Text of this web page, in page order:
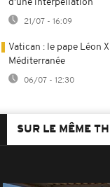
d'une interpellation
21/07 - 16:09
Vatican : le pape Léon
Méditerranée
06/07 - 12:30
SUR LE MÊME